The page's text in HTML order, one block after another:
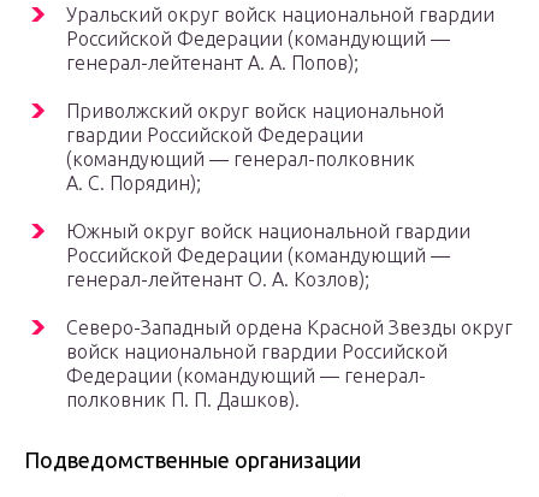
Уральский округ войск национальной гвардии
Российской Федерации (командующий —
генерал-лейтенант А. А. Попов);
Приволжский округ войск национальной
гвардии Российской Федерации
(командующий — генерал-полковник
А. С. Порядин);
Южный округ войск национальной гвардии
Российской Федерации (командующий —
генерал-лейтенант О. А. Козлов);
Северо-Западный ордена Красной Звезды округ
войск национальной гвардии Российской
Федерации (командующий — генерал-
полковник П. П. Дашков).
Подведомственные организации